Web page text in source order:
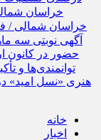
خراسان
خراسان شمالی / فعالیت ۱۳ رسانه جدید در
آگهی نوبتی سه ماهه اول سال
حضور در کانون
توانمندی‌ها و
هنری «نسل امید»
خانه
اخبار